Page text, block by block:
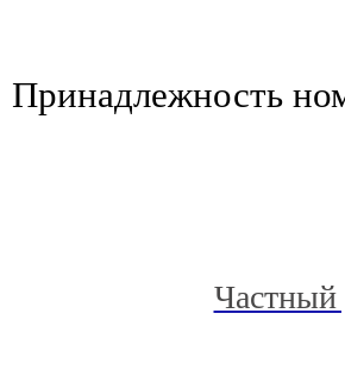
Принадлежность
Частный